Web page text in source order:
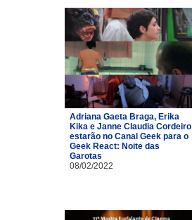
Adriana Gaeta Braga, Erika
Kika e Janne Claudia Cordeiro
estarão no Canal Geek para o
Geek React: Noite das
Garotas
08/02/2022